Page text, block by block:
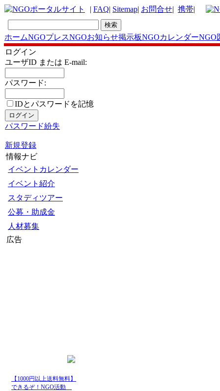
| FAQ| Sitemap| お問合せ| 携帯|
ホームNGOプレスNGOお知らせ掲示板NGOカレンダーNGO
ログイン
ユーザID または E-mail:
パスワード:
IDとパスワードを記憶
パスワード紛失
新規登録
情報ナビ
イベントカレンダー
イベント紹介
スタディツアー
公募・助成金
人材募集
広告
【1000円以上送料無料】
できるぞ！NGO活動